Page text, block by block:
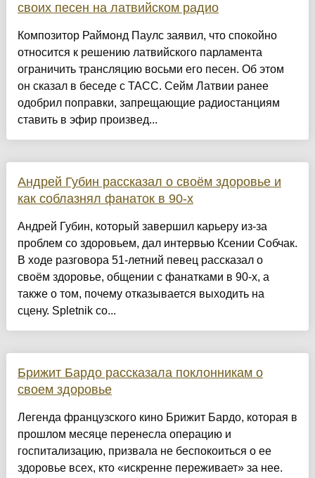
своих песен на латвийском радио
Композитор Раймонд Паулс заявил, что спокойно
относится к решению латвийского парламента
ограничить трансляцию восьми его песен. Об этом
он сказал в беседе с ТАСС. Сейм Латвии ранее
одобрил поправки, запрещающие радиостанциям
ставить в эфир произвед...
Андрей Губин рассказал о своём здоровье и
как соблазнял фанаток в 90-х
Андрей Губин, который завершил карьеру из-за
проблем со здоровьем, дал интервью Ксении Собчак.
В ходе разговора 51-летний певец рассказал о
своём здоровье, общении с фанатками в 90-х, а
также о том, почему отказывается выходить на
сцену. Spletnik со...
Брижит Бардо рассказала поклонникам о
своем здоровье
Легенда французского кино Брижит Бардо, которая в
прошлом месяце перенесла операцию и
госпитализацию, призвала не беспокоиться о ее
здоровье всех, кто «искренне переживает» за нее.